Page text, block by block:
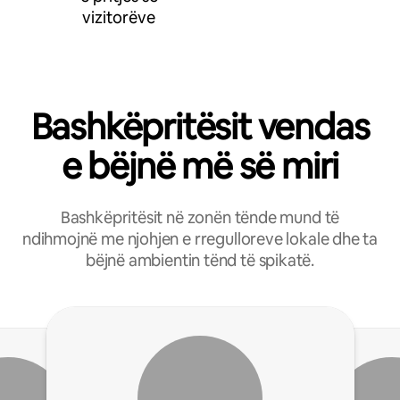
vizitorëve
Bashkëpritësit vendas
e bëjnë më së miri
Bashkëpritësit në zonën tënde mund të
ndihmojnë me njohjen e rregulloreve lokale dhe ta
bëjnë ambientin tënd të spikatë.